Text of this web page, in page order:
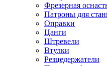
Фрезерная
Патроны для
Оправки
Цанги
Штревели
Втулки
Резцедержатели